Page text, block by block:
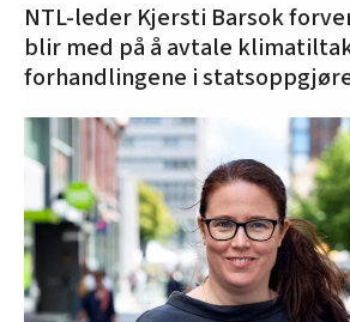
NTL-leder Kjersti Barsok
blir med på å avtale
forhandlingene i